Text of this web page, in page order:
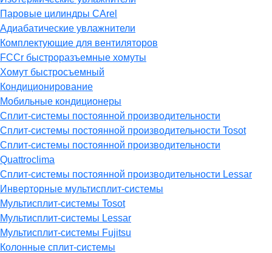
Паровые цилиндры CArel
Адиабатические увлажнители
Комплектующие для вентиляторов
FCCr быстроразъемные хомуты
Хомут быстросъемный
Кондиционирование
Мобильные кондиционеры
Сплит-системы постоянной производительности
Сплит-системы постоянной производительности Tosot
Сплит-системы постоянной производительности
Quattroclima
Сплит-системы постоянной производительности Lessar
Инверторные мультисплит-системы
Мультисплит-системы Tosot
Мультисплит-системы Lessar
Мультисплит-системы Fujitsu
Колонные сплит-системы